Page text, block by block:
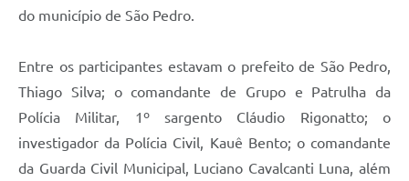
do município de São Pedro.
Entre os participantes estavam o prefeito de São Pedro,
Thiago Silva; o comandante de Grupo e Patrulha da
Polícia Militar, 1º sargento Cláudio Rigonatto; o
investigador da Polícia Civil, Kauê Bento; o comandante
da Guarda Civil Municipal, Luciano Cavalcanti Luna, além